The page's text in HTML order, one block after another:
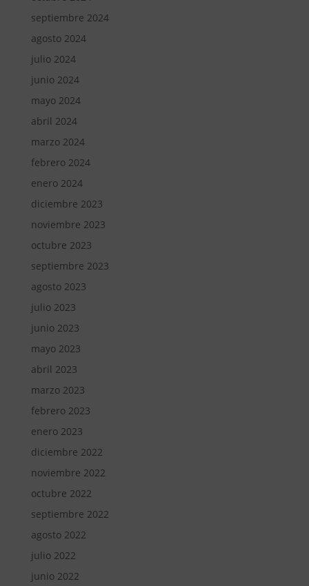
septiembre 2024
agosto 2024
julio 2024
junio 2024
mayo 2024
abril 2024
marzo 2024
febrero 2024
enero 2024
diciembre 2023
noviembre 2023
octubre 2023
septiembre 2023
agosto 2023
julio 2023
junio 2023
mayo 2023
abril 2023
marzo 2023
febrero 2023
enero 2023
diciembre 2022
noviembre 2022
octubre 2022
septiembre 2022
agosto 2022
julio 2022
junio 2022